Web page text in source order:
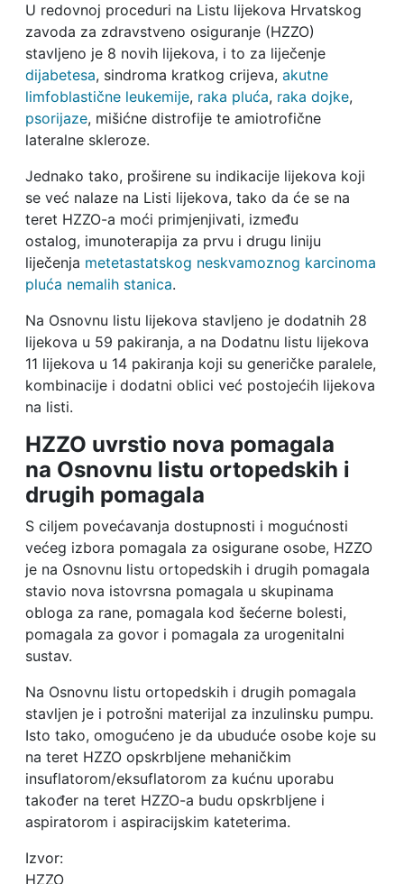
U redovnoj proceduri na Listu lijekova Hrvatskog
zavoda za zdravstveno osiguranje (HZZO)
stavljeno je 8 novih lijekova, i to za liječenje
dijabetesa, sindroma kratkog crijeva, akutne
limfoblastične leukemije, raka pluća, raka dojke,
psorijaze, mišićne distrofije te amiotrofične
lateralne skleroze.
Jednako tako, proširene su indikacije lijekova koji
se već nalaze na Listi lijekova, tako da će se na
teret HZZO-a moći primjenjivati, između
ostalog, imunoterapija za prvu i drugu liniju
liječenja metetastatskog neskvamoznog karcinoma
pluća nemalih stanica.
Na Osnovnu listu lijekova stavljeno je dodatnih 28
lijekova u 59 pakiranja, a na Dodatnu listu lijekova
11 lijekova u 14 pakiranja koji su generičke paralele,
kombinacije i dodatni oblici već postojećih lijekova
na listi.
HZZO uvrstio nova pomagala
na Osnovnu listu ortopedskih i
drugih pomagala
S ciljem povećavanja dostupnosti i mogućnosti
većeg izbora pomagala za osigurane osobe, HZZO
je na Osnovnu listu ortopedskih i drugih pomagala
stavio nova istovrsna pomagala u skupinama
obloga za rane, pomagala kod šećerne bolesti,
pomagala za govor i pomagala za urogenitalni
sustav.
Na Osnovnu listu ortopedskih i drugih pomagala
stavljen je i potrošni materijal za inzulinsku pumpu.
Isto tako, omogućeno je da ubuduće osobe koje su
na teret HZZO opskrbljene mehaničkim
insuflatorom/eksuflatorom za kućnu uporabu
također na teret HZZO-a budu opskrbljene i
aspiratorom i aspiracijskim kateterima.
Izvor:
HZZO